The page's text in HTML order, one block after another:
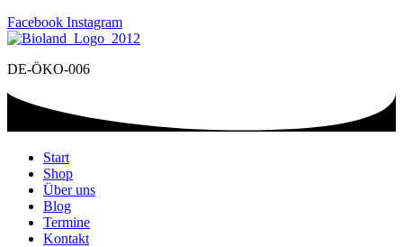
Facebook Instagram
DE-ÖKO-006
Start
Shop
Über uns
Blog
Termine
Kontakt